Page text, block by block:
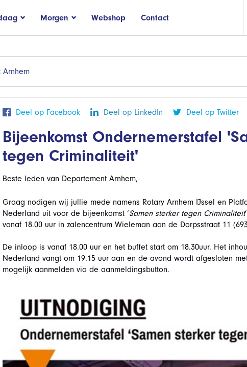
Morgen Webshop Contact
Arnhem
Deel op Facebook Deel op LinkedIn Deel op Twitter
Bijeenkomst Ondernemerstafel
tegen Criminaliteit'
Beste leden van Departement Arnhem,
Graag nodigen wij jullie mede namens Rotary Arnhem IJssel en
Nederland uit voor de bijeenkomst ‘Samen sterker tegen Criminaliteit
vanaf 18.00 uur in zalencentrum Wieleman aan de Dorpsstraat 11
De inloop is vanaf 18.00 uur en het buffet start om 18.30uur. Het
Nederland vangt om 19.15 uur aan en de avond wordt afgesloten
mogelijk aanmelden via de aanmeldingsbutton.